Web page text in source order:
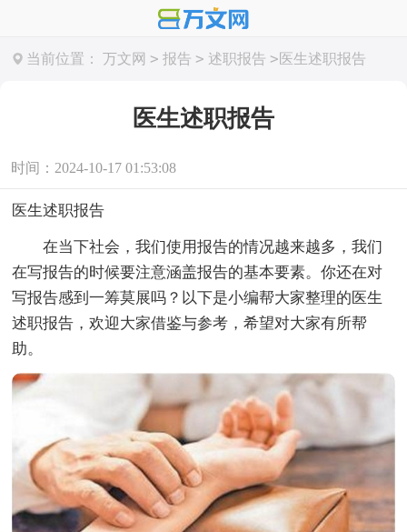
当前位置： 万文网 > 报告 > 述职报告 > 医生述职报告
医生述职报告
时间：2024-10-17 01:53:08
医生述职报告
在当下社会，我们使用报告的情况越来越多，我们
在写报告的时候要注意涵盖报告的基本要素。你还在对
写报告感到一筹莫展吗？以下是小编帮大家整理的医生
述职报告，欢迎大家借鉴与参考，希望对大家有所帮
助。